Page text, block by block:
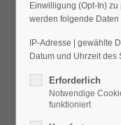
Mon - Fri 8:00am -
Get in touch
Cybersteel Inc.
Einwilligung (Opt-In)
werden folgende
IP-Adresse | gewählte
Datum und Uhrzeit des
Erforderlich
Notwendige
funktioniert